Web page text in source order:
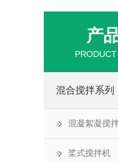
产
混合搅拌系列
混凝絮凝搅
桨式搅拌机